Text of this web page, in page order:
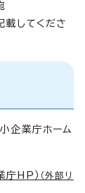
載してくださ
企業庁ホーム
庁HP） （外部リ